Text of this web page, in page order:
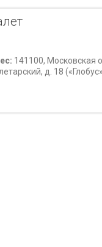
141100, Московская
д. 18